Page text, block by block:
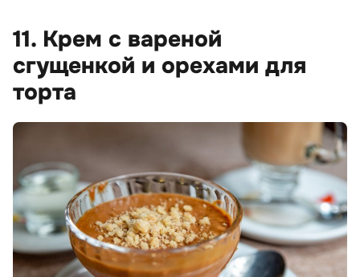
11. Крем с вареной
сгущенкой и орехами для
торта